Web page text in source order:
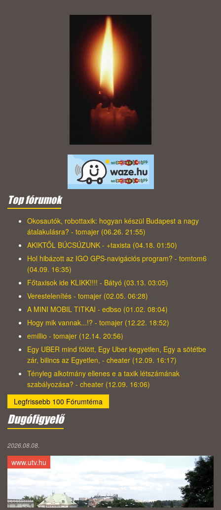
Top fórumok
Okosautók, robottaxik: hogyan készül Budapest a nagy
átalakulásra? - tomajer (06.26. 21:55)
AKIKTŐL BÚCSÚZUNK - +taxista (04.18. 01:50)
Hol hibázott az IGO GPS-navigációs program? - tomtom6
(04.09. 16:35)
Főtaxisok ide KLIKK!!!! - Bátyó (03.13. 03:05)
Verestelenítés - tomajer (02.05. 06:28)
A MINI MOBIL TITKAI - edbso (01.02. 08:04)
Hogy mik vannak...!? - tomajer (12.22. 18:52)
emillio - tomajer (12.14. 20:56)
Egy UBER mind fölött, Egy Uber kegyetlen, Egy a sötétbe
zár, bilincs az Egyetlen, - cheater (12.09. 16:17)
Tényleg alkotmány ellenes e a taxik létszámának
szabályozása? - cheater (12.09. 16:06)
Legfrissebb 100 Fórumtéma
Dugófigyelő
2026.08.08.
www.utv.hu